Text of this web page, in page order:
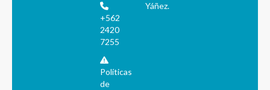
+562
2420
7255
Políticas
de
Yáñez.